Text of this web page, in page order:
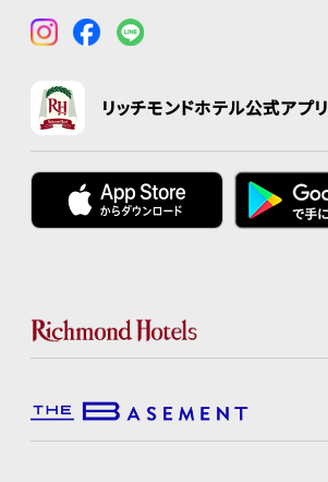
リッチモンドホテル公式アプリ